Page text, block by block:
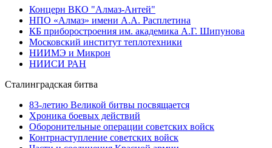
Концерн ВКО "Алмаз-Антей"
НПО «Алмаз» имени А.А. Расплетина
КБ приборостроения им. академика А.Г. Шипунова
Московский институт теплотехники
НИИМЭ и Микрон
НИИСИ РАН
Сталинградская битва
83-летию Великой битвы посвящается
Хроника боевых действий
Оборонительные операции советских войск
Контрнаступление советских войск